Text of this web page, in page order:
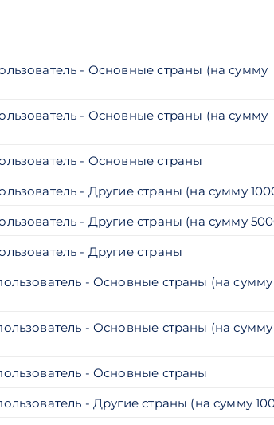
- Основные страны (на сумму
- Основные страны (на сумму
- Основные страны
- Другие страны (на сумму
- Другие страны (на сумму
- Другие страны
- Основные страны (на сумму
- Основные страны (на сумму
- Основные страны
- Другие страны (на сумму